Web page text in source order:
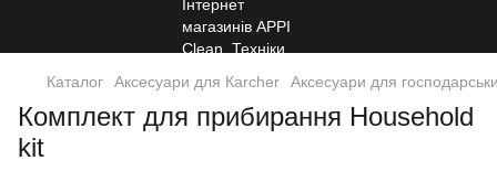
Каталог Аксесуари для Кarcher Аксесуари для
Комплект для прибирання Household
kit